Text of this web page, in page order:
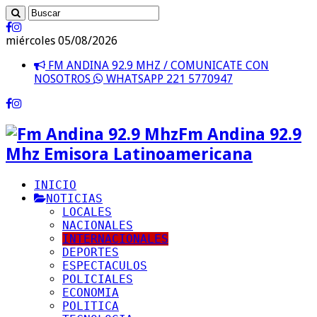
miércoles 05/08/2026
FM ANDINA 92.9 MHZ / COMUNICATE CON
NOSOTROS
WHATSAPP 221 5770947
Fm Andina 92.9
Mhz Emisora Latinoamericana
INICIO
NOTICIAS
LOCALES
NACIONALES
INTERNACIONALES
DEPORTES
ESPECTACULOS
POLICIALES
ECONOMIA
POLITICA